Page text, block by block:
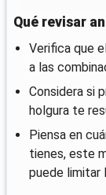
Qué revisar
Verifica que
a las
Considera si
holgura te
Piensa en
tienes, este
puede limitar